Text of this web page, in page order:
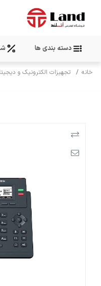
دسته بندی ها
خانه تجهیزات الکترونیک و